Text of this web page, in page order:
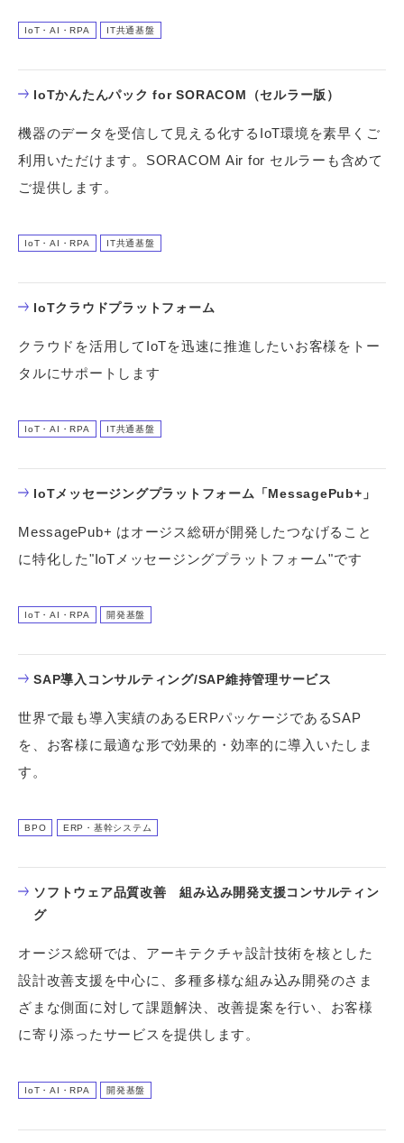
IoT・AI・RPA IT共通基盤
IoTかんたんパック for SORACOM（セルラー版）
機器のデータを受信して見える化するIoT環境を素早くご
利用いただけます。SORACOM Air for セルラーも含めて
ご提供します。
IoT・AI・RPA IT共通基盤
IoTクラウドプラットフォーム
クラウドを活用してIoTを迅速に推進したいお客様をトー
タルにサポートします
IoT・AI・RPA IT共通基盤
IoTメッセージングプラットフォーム「MessagePub+」
MessagePub+ はオージス総研が開発したつなげること
に特化した"IoTメッセージングプラットフォーム"です
IoT・AI・RPA 開発基盤
SAP導入コンサルティング/SAP維持管理サービス
世界で最も導入実績のあるERPパッケージであるSAP
を、お客様に最適な形で効果的・効率的に導入いたしま
す。
BPO ERP・基幹システム
ソフトウェア品質改善 組み込み開発支援コンサルティン
グ
オージス総研では、アーキテクチャ設計技術を核とした
設計改善支援を中心に、多種多様な組み込み開発のさま
ざまな側面に対して課題解決、改善提案を行い、お客様
に寄り添ったサービスを提供します。
IoT・AI・RPA 開発基盤